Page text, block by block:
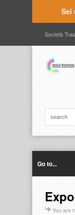
Sei
Società
Timbrature
Go to...
You are